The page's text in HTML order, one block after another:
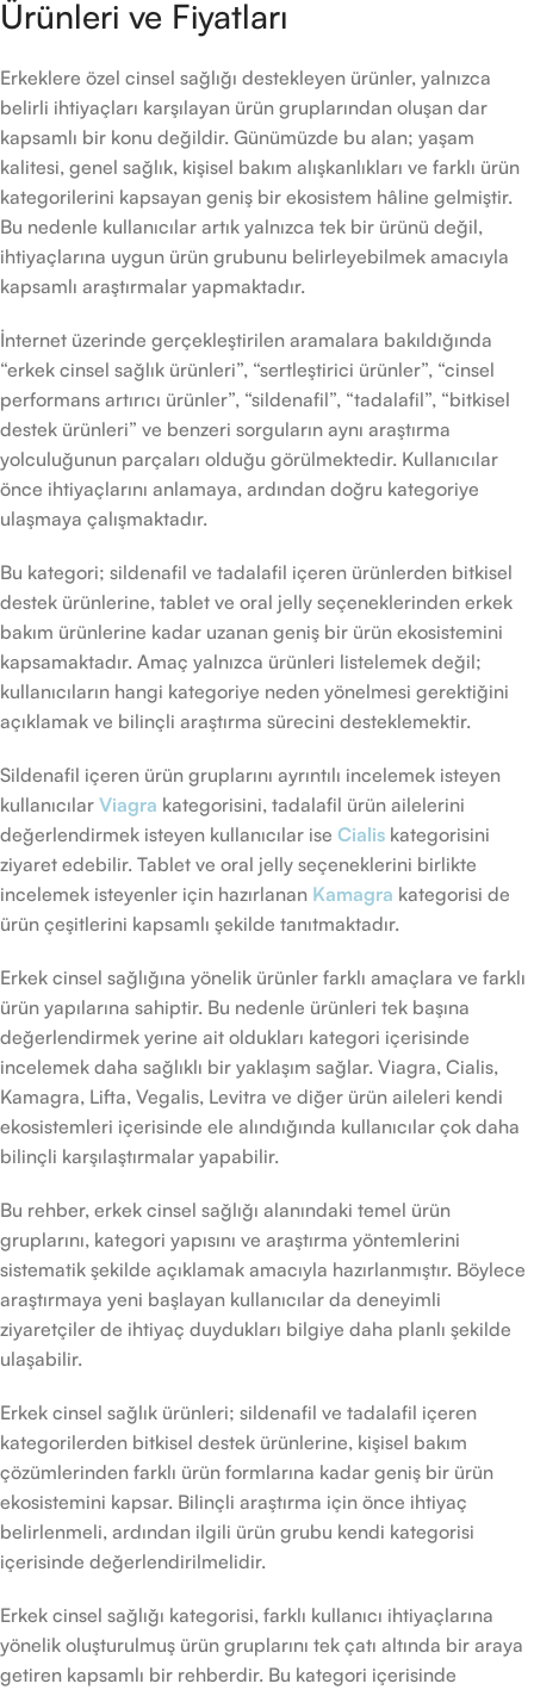
Ürünleri ve Fiyatları
Erkeklere özel cinsel sağlığı destekleyen ürünler, yalnızca
belirli ihtiyaçları karşılayan ürün gruplarından oluşan dar
kapsamlı bir konu değildir. Günümüzde bu alan; yaşam
kalitesi, genel sağlık, kişisel bakım alışkanlıkları ve farklı ürün
kategorilerini kapsayan geniş bir ekosistem hâline gelmiştir.
Bu nedenle kullanıcılar artık yalnızca tek bir ürünü değil,
ihtiyaçlarına uygun ürün grubunu belirleyebilmek amacıyla
kapsamlı araştırmalar yapmaktadır.
İnternet üzerinde gerçekleştirilen aramalara bakıldığında
“erkek cinsel sağlık ürünleri”, “sertleştirici ürünler”, “cinsel
performans artırıcı ürünler”, “sildenafil”, “tadalafil”, “bitkisel
destek ürünleri” ve benzeri sorguların aynı araştırma
yolculuğunun parçaları olduğu görülmektedir. Kullanıcılar
önce ihtiyaçlarını anlamaya, ardından doğru kategoriye
ulaşmaya çalışmaktadır.
Bu kategori; sildenafil ve tadalafil içeren ürünlerden bitkisel
destek ürünlerine, tablet ve oral jelly seçeneklerinden erkek
bakım ürünlerine kadar uzanan geniş bir ürün ekosistemini
kapsamaktadır. Amaç yalnızca ürünleri listelemek değil;
kullanıcıların hangi kategoriye neden yönelmesi gerektiğini
açıklamak ve bilinçli araştırma sürecini desteklemektir.
Sildenafil içeren ürün gruplarını ayrıntılı incelemek isteyen
kullanıcılar Viagra kategorisini, tadalafil ürün ailelerini
değerlendirmek isteyen kullanıcılar ise Cialis kategorisini
ziyaret edebilir. Tablet ve oral jelly seçeneklerini birlikte
incelemek isteyenler için hazırlanan Kamagra kategorisi de
ürün çeşitlerini kapsamlı şekilde tanıtmaktadır.
Erkek cinsel sağlığına yönelik ürünler farklı amaçlara ve farklı
ürün yapılarına sahiptir. Bu nedenle ürünleri tek başına
değerlendirmek yerine ait oldukları kategori içerisinde
incelemek daha sağlıklı bir yaklaşım sağlar. Viagra, Cialis,
Kamagra, Lifta, Vegalis, Levitra ve diğer ürün aileleri kendi
ekosistemleri içerisinde ele alındığında kullanıcılar çok daha
bilinçli karşılaştırmalar yapabilir.
Bu rehber, erkek cinsel sağlığı alanındaki temel ürün
gruplarını, kategori yapısını ve araştırma yöntemlerini
sistematik şekilde açıklamak amacıyla hazırlanmıştır. Böylece
araştırmaya yeni başlayan kullanıcılar da deneyimli
ziyaretçiler de ihtiyaç duydukları bilgiye daha planlı şekilde
ulaşabilir.
Erkek cinsel sağlık ürünleri; sildenafil ve tadalafil içeren
kategorilerden bitkisel destek ürünlerine, kişisel bakım
çözümlerinden farklı ürün formlarına kadar geniş bir ürün
ekosistemini kapsar. Bilinçli araştırma için önce ihtiyaç
belirlenmeli, ardından ilgili ürün grubu kendi kategorisi
içerisinde değerlendirilmelidir.
Erkek cinsel sağlığı kategorisi, farklı kullanıcı ihtiyaçlarına
yönelik oluşturulmuş ürün gruplarını tek çatı altında bir araya
getiren kapsamlı bir rehberdir. Bu kategori içerisinde